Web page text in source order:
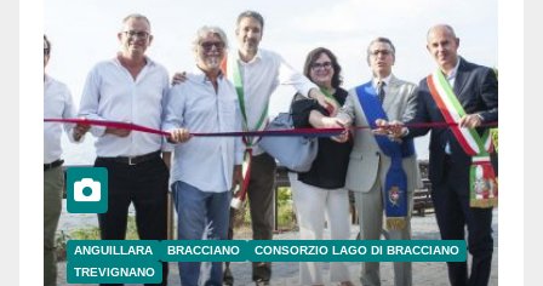
ANGUILLARA BRACCIANO
CONSORZIO LAGO DI BRACCIANO
TREVIGNANO